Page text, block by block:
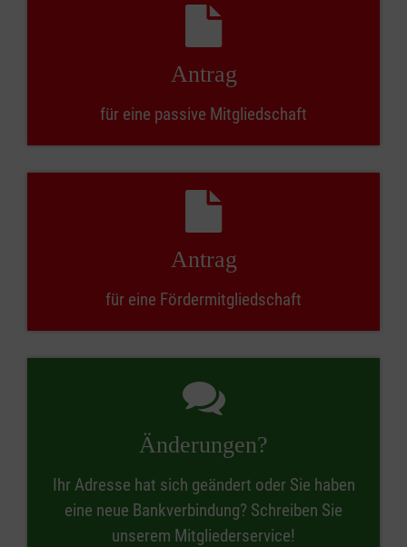
Antrag
für eine passive Mitgliedschaft
Antrag
für eine Fördermitgliedschaft
Änderungen?
Ihr Adresse hat sich geändert oder Sie haben
eine neue Bankverbindung? Schreiben Sie
unserem Mitgliederservice!